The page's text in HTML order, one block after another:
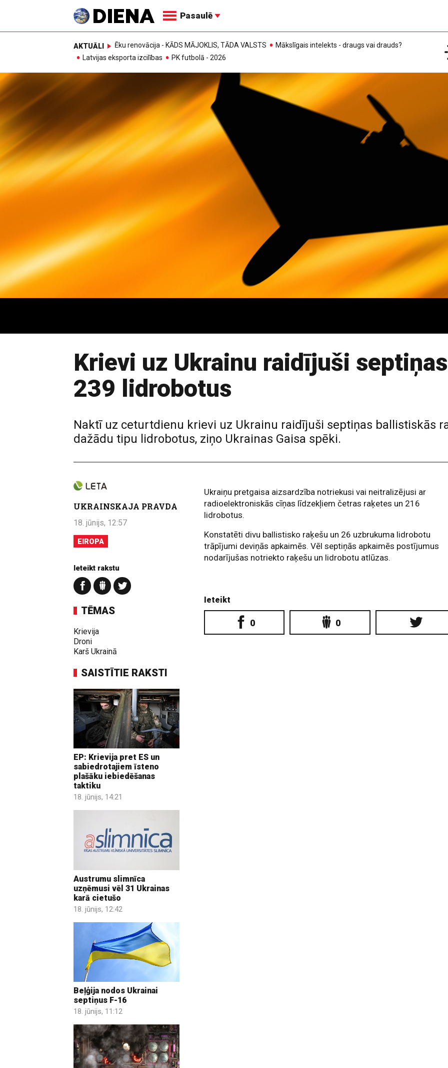
Pasaulē
AKTUĀLI Ēku renovācija - KĀDS MĀJOKLIS, TĀDA VALSTS
Mākslīgais intelekts - draugs vai drauds?
Latvijas eksporta izcilības
PK futbolā - 2026
Krievi uz Ukrainu raidījuši
239 lidrobotus
Naktī uz ceturtdienu krievi uz Ukrainu raidījuši septiņas ballistiskās
dažādu tipu lidrobotus, ziņo Ukrainas Gaisa spēki.
UKRAINSKAJA PRAVDA
18. jūnijs, 12:57
EIROPA
Ieteikt rakstu
TĒMAS
Krievija
Droni
Karš Ukrainā
SAISTĪTIE RAKSTI
EP: Krievija pret ES un
sabiedrotajiem īsteno
plašāku iebiedēšanas
taktiku
18. jūnijs, 14:21
Austrumu slimnīca
uzņēmusi vēl 31 Ukrainas
karā cietušo
18. jūnijs, 12:42
Beļģija nodos Ukrainai
septiņus F-16
18. jūnijs, 11:12
Ukraiņu pretgaisa aizsardzība notriekusi vai neitralizējusi ar
radioelektroniskās cīņas līdzekļiem četras raķetes un 216
lidrobotus.
Konstatēti divu ballistisko raķešu un 26 uzbrukuma lidrobotu
trāpījumi deviņās apkaimēs. Vēl septiņās apkaimēs postījumus
nodarījušas notriekto raķešu un lidrobotu atlūzas.
Ieteikt
0 0